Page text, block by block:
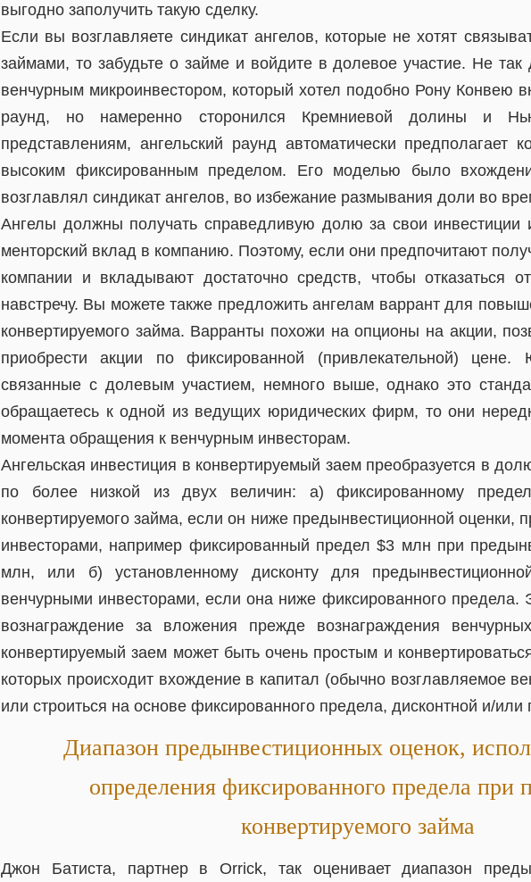
выгодно заполучить такую сделку.
Если вы возглавляете синдикат ангелов, которые не хотят
займами, то забудьте о займе и войдите в долевое участие. Не
венчурным микроинвестором, который хотел подобно Рону Конвею
раунд, но намеренно сторонился Кремниевой долины и
представлениям, ангельский раунд автоматически предполагает
высоким фиксированным пределом. Его моделью было
возглавлял синдикат ангелов, во избежание размывания доли во
Ангелы должны получать справедливую долю за свои инвестиции
менторский вклад в компанию. Поэтому, если они предпочитают
компании и вкладывают достаточно средств, чтобы отказаться
навстречу. Вы можете также предложить ангелам варрант для
конвертируемого займа. Варранты похожи на опционы на акции,
приобрести акции по фиксированной (привлекательной) цене.
связанные с долевым участием, немного выше, однако это
обращаетесь к одной из ведущих юридических фирм, то они
момента обращения к венчурным инвесторам.
Ангельская инвестиция в конвертируемый заем преобразуется в
по более низкой из двух величин: а) фиксированному
конвертируемого займа, если он ниже предынвестиционной оценки,
инвесторами, например фиксированный предел $3 млн при
млн, или б) установленному дисконту для
венчурными инвесторами, если она ниже фиксированного предела.
вознаграждение за вложения прежде вознаграждения
конвертируемый заем может быть очень простым и
которых происходит вхождение в капитал (обычно возглавляемое
или строиться на основе фиксированного предела, дисконтной и/или
Диапазон предынвестиционных оценок,
определения фиксированного предела при
конвертируемого займа
Джон Батиста, партнер в Orrick, так оценивает диапазон